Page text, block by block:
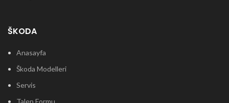
ŠKODA
Anasayfa
Škoda Modelleri
Servis